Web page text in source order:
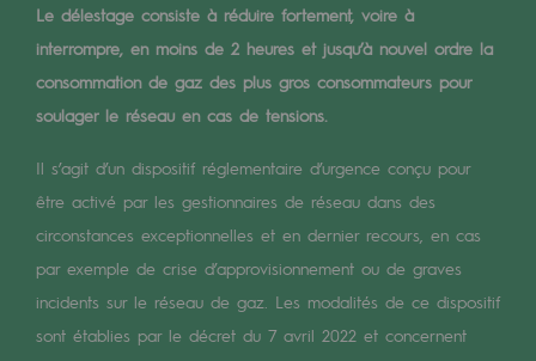
Une organisation adaptative et ouverte
Une organisation adaptative et
Digitalisation
Transversalité et Collaboratif
Notre culture et nos valeurs
Une organisation certifiée
Notre organisation
Le délestage consiste à réduire fortement, voire à
interrompre, en moins de 2 heures et jusqu’à nouvel ordre la
consommation de gaz des plus gros consommateurs pour
soulager le réseau en cas de tensions.
Il s’agit d’un dispositif réglementaire d’urgence conçu pour
être activé par les gestionnaires de réseau dans des
circonstances exceptionnelles et en dernier recours, en cas
par exemple de crise d’approvisionnement ou de graves
incidents sur le réseau de gaz. Les modalités de ce dispositif
sont établies par le décret du 7 avril 2022 et concernent